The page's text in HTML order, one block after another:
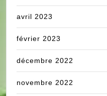
avril 2023
février 2023
décembre 2022
novembre 2022